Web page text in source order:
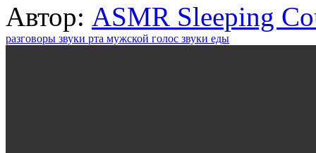
Автор: ASMR Sleeping
разговоры звуки рта мужской голос звуки еды